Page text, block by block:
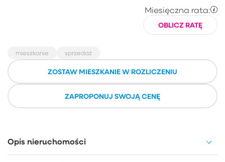
Miesięczna rata:
OBLICZ RATĘ
mieszkanie sprzedaż
ZOSTAW MIESZKANIE W ROZLICZENIU
ZAPROPONUJ SWOJĄ CENĘ
Opis nieruchomości